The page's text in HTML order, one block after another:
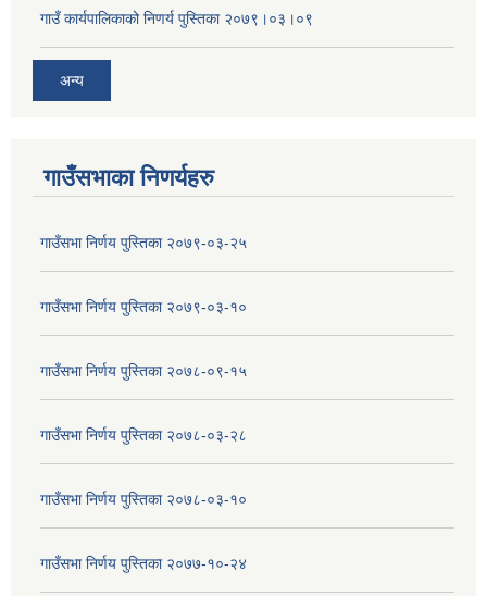
गाउँ कार्यपालिकाको निणर्य पुस्तिका २०७९।०३।०९
अन्य
गाउँसभाका निणर्यहरु
गाउँसभा निर्णय पुस्तिका २०७९-०३-२५
गाउँसभा निर्णय पुस्तिका २०७९-०३-१०
गाउँसभा निर्णय पुस्तिका २०७८-०९-१५
गाउँसभा निर्णय पुस्तिका २०७८-०३-२८
गाउँसभा निर्णय पुस्तिका २०७८-०३-१०
गाउँसभा निर्णय पुस्तिका २०७७-१०-२४